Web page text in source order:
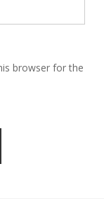
browser for the